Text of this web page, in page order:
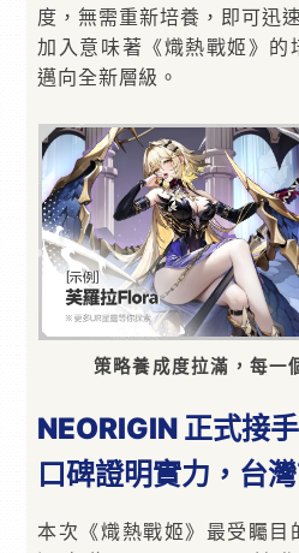
度，無需重新培養，即可迅
加入意味著《熾熱戰姬》的
邁向全新層級。
策略養成度拉滿，每一
NEORIGIN 正式接
口碑證明實力，台
本次《熾熱戰姬》最受矚目